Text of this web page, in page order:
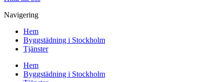
Navigering
Hem
Byggstädning i Stockholm
Tjänster
Hem
Byggstädning i Stockholm